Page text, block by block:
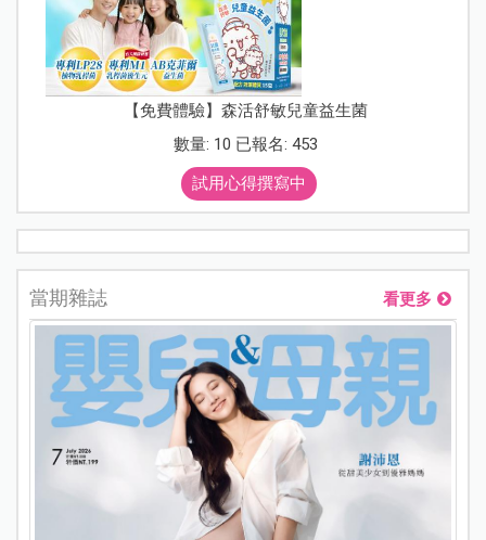
【免費體驗】森活舒敏兒童益生菌
數量: 10 已報名: 453
試用心得撰寫中
當期雜誌 看更多